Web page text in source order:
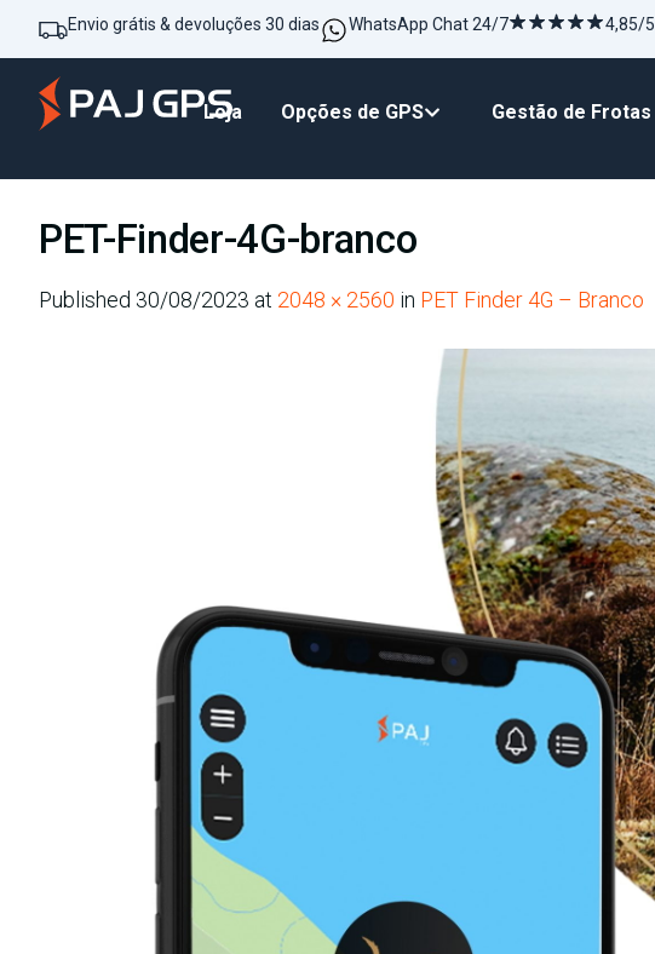
Envio grátis & devoluções 30 dias WhatsApp Chat 24/7 4,85/5
Loja Opções de GPS Gestão de Frotas
PET-Finder-4G-branco
Published 30/08/2023 at 2048 × 2560 in PET Finder 4G – Branco